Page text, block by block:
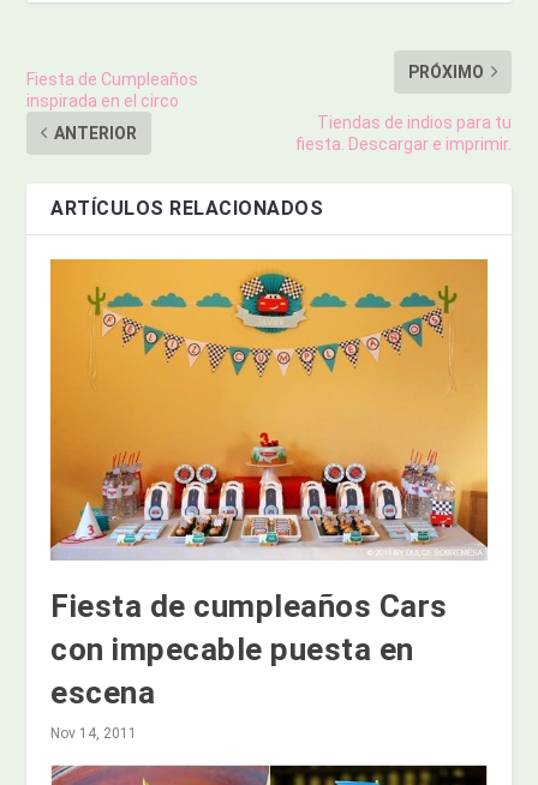
Fiesta de Cumpleaños
inspirada en el circo
ANTERIOR
PRÓXIMO
Tiendas de indios para tu
fiesta. Descargar e imprimir.
ARTÍCULOS RELACIONADOS
Fiesta de cumpleaños Cars
con impecable puesta en
escena
Nov 14, 2011